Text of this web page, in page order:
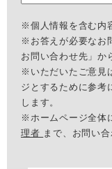
※個人情報を含む内
※お答えが必要なお
お問い合わせ先」か
※いただいたご意見
ジとするために参考
します。
※ホームページ全体
理者 まで、お問い合